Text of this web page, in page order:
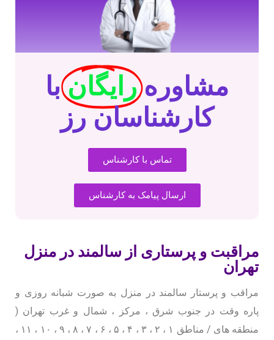
مشاوره رایگان با
کارشناسان رز
تماس با کارشناس
ارسال پیامک به کارشناس
مراقبت و پرستاری از سالمند در منزل
تهران
مراقب و پرستار سالمند در منزل به صورت شبانه روزی و
پاره وقت در جنوب شرق ، مرکز ، شمال و غرب تهران (
منطقه های / مناطق ۱ ، ۲ ، ۳ ، ۴ ، ۵ ، ۶ ، ۷ ، ۸ ، ۹ ، ۱۰ ، ۱۱ ،